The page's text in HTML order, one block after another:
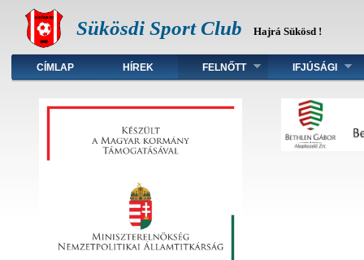
Sükösdi Sport Club Hajrá Sükösd !
Főmenü
CÍMLAP HÍREK FELNŐTT IFJÚSÁGI